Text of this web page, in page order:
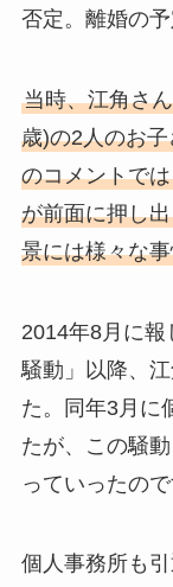
否定。離婚の
当時、江角さ
歳)の2人のお
のコメントで
が前面に押し
景には様々な
2014年8月に報
騒動」以降、
た。同年3月に
たが、この騒
っていったので
個人事務所も